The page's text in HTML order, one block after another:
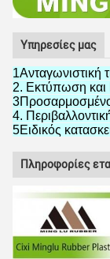
Υπηρεσίες μας
1Ανταγωνιστική
2. Εκτύπωση και
3Προσαρμοσμένο
4.
5Ειδικός
Πληροφορίες